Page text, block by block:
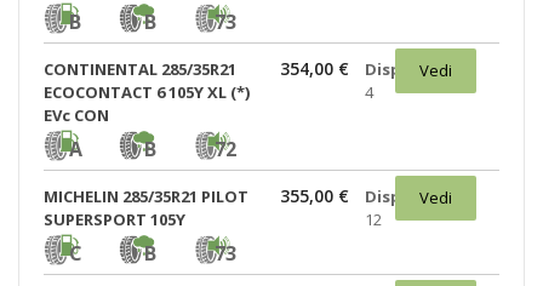
B B 73
CONTINENTAL 285/35R21
ECOCONTACT 6 105Y XL (*)
EVc CON
A B 72
354,00 €
Disponibili:
4
Vedi
MICHELIN 285/35R21 PILOT
SUPERSPORT 105Y
C B 73
355,00 €
Disponibili:
12
Vedi